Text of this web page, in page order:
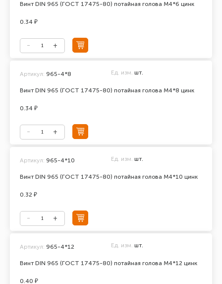
Винт DIN 965 (ГОСТ 17475-80) потайная голова М4*6 цинк
0.34 ₽
Винт DIN 965 (ГОСТ 17475-80) потайная голова М4*8 цинк
Артикул: 965-4*8 Ед. изм. шт.
0.34 ₽
Винт DIN 965 (ГОСТ 17475-80) потайная голова М4*10 цинк
Артикул: 965-4*10 Ед. изм. шт.
0.32 ₽
Винт DIN 965 (ГОСТ 17475-80) потайная голова М4*12 цинк
Артикул: 965-4*12 Ед. изм. шт.
0.40 ₽